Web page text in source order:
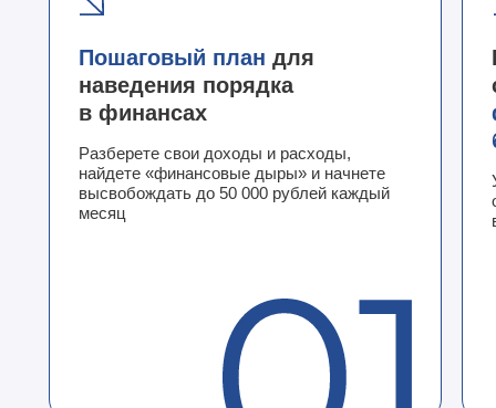
Разберете свои доходы и расходы,
найдете «финансовые дыры» и начнете
высвобождать до 50 000 рублей каждый
месяц
Пошаговый план для
наведения порядка
в финансах